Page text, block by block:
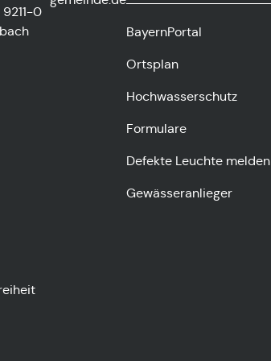
9211-0
BayernPortal
Ortsplan
Hochwasserschutz
Formulare
Defekte Leuchte melden
Gewässeranlieger